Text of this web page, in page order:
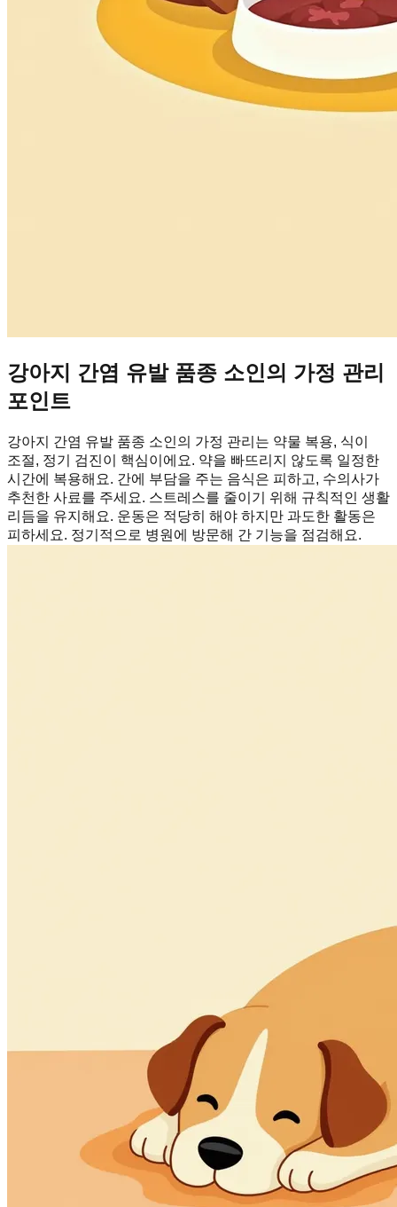
강아지 간염 유발 품종 소인의 가정 관리
포인트
강아지 간염 유발 품종 소인의 가정 관리는 약물 복용, 식이
조절, 정기 검진이 핵심이에요. 약을 빠뜨리지 않도록 일정한
시간에 복용해요. 간에 부담을 주는 음식은 피하고, 수의사가
추천한 사료를 주세요. 스트레스를 줄이기 위해 규칙적인 생활
리듬을 유지해요. 운동은 적당히 해야 하지만 과도한 활동은
피하세요. 정기적으로 병원에 방문해 간 기능을 점검해요.